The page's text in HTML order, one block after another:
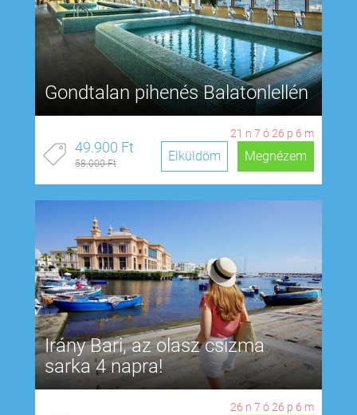
Gondtalan pihenés Balatonlellén
21 n 7 ó 26 p 5 m
49.900 Ft
58.000 Ft Megnézem
Elküldöm
Irány Bari, az olasz csizma
sarka 4 napra!
26 n 7 ó 26 p 5 m